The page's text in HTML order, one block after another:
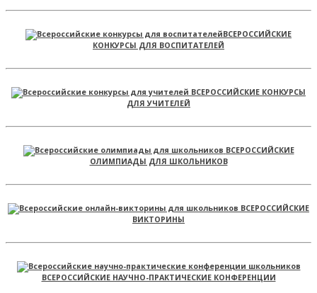
ВСЕРОССИЙСКИЕ
КОНКУРСЫ ДЛЯ ВОСПИТАТЕЛЕЙ
ВСЕРОССИЙСКИЕ КОНКУРСЫ
ДЛЯ УЧИТЕЛЕЙ
ВСЕРОССИЙСКИЕ
ОЛИМПИАДЫ ДЛЯ ШКОЛЬНИКОВ
ВСЕРОССИЙСКИЕ
ВИКТОРИНЫ
ВСЕРОССИЙСКИЕ НАУЧНО-ПРАКТИЧЕСКИЕ КОНФЕРЕНЦИИ